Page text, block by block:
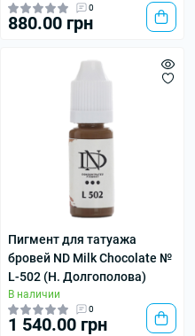
0
880.00 грн
Пигмент для татуажа
бровей ND Milk Chocolate №
L-502 (Н. Долгополова)
В наличии
0
1 540.00 грн